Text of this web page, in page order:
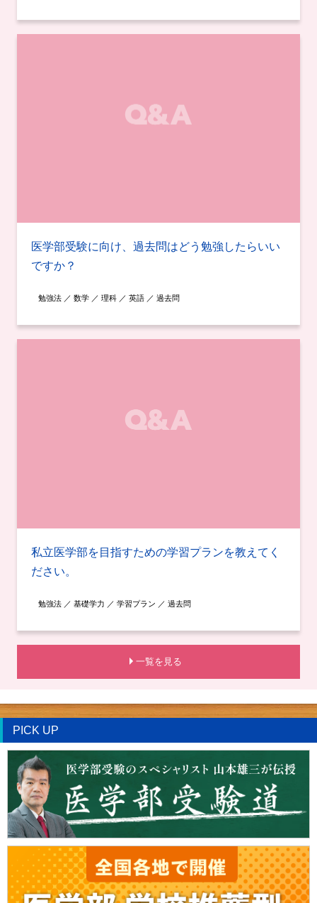
医学部受験に向け、過去問はどう勉強したらいい
ですか？
勉強法 ／ 数学 ／ 理科 ／ 英語 ／ 過去問
私立医学部を目指すための学習プランを教えてく
ださい。
勉強法 ／ 基礎学力 ／ 学習プラン ／ 過去問
一覧を見る
PICK UP